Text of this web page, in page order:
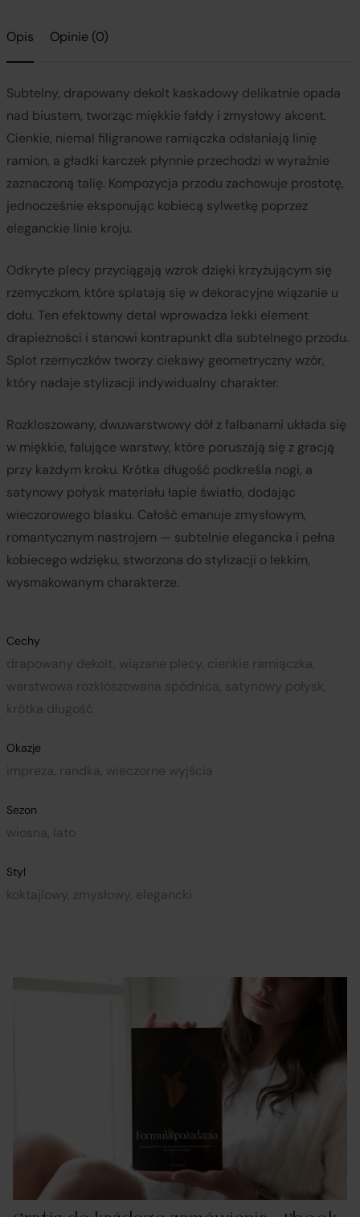
Opis Opinie (0)
Subtelny, drapowany dekolt kaskadowy delikatnie opada
nad biustem, tworząc miękkie fałdy i zmysłowy akcent.
Cienkie, niemal filigranowe ramiączka odsłaniają linię
ramion, a gładki karczek płynnie przechodzi w wyraźnie
zaznaczoną talię. Kompozycja przodu zachowuje prostotę,
jednocześnie eksponując kobiecą sylwetkę poprzez
eleganckie linie kroju.
Odkryte plecy przyciągają wzrok dzięki krzyżującym się
rzemyczkom, które splatają się w dekoracyjne wiązanie u
dołu. Ten efektowny detal wprowadza lekki element
drapieżności i stanowi kontrapunkt dla subtelnego przodu.
Splot rzemyczków tworzy ciekawy geometryczny wzór,
który nadaje stylizacji indywidualny charakter.
Rozkloszowany, dwuwarstwowy dół z falbanami układa się
w miękkie, falujące warstwy, które poruszają się z gracją
przy każdym kroku. Krótka długość podkreśla nogi, a
satynowy połysk materiału łapie światło, dodając
wieczorowego blasku. Całość emanuje zmysłowym,
romantycznym nastrojem — subtelnie elegancka i pełna
kobiecego wdzięku, stworzona do stylizacji o lekkim,
wysmakowanym charakterze.
Cechy
drapowany dekolt, wiązane plecy, cienkie ramiączka,
warstwowa rozkloszowana spódnica, satynowy połysk,
krótka długość
Okazje
impreza, randka, wieczorne wyjścia
Sezon
wiosna, lato
Styl
koktajlowy, zmysłowy, elegancki